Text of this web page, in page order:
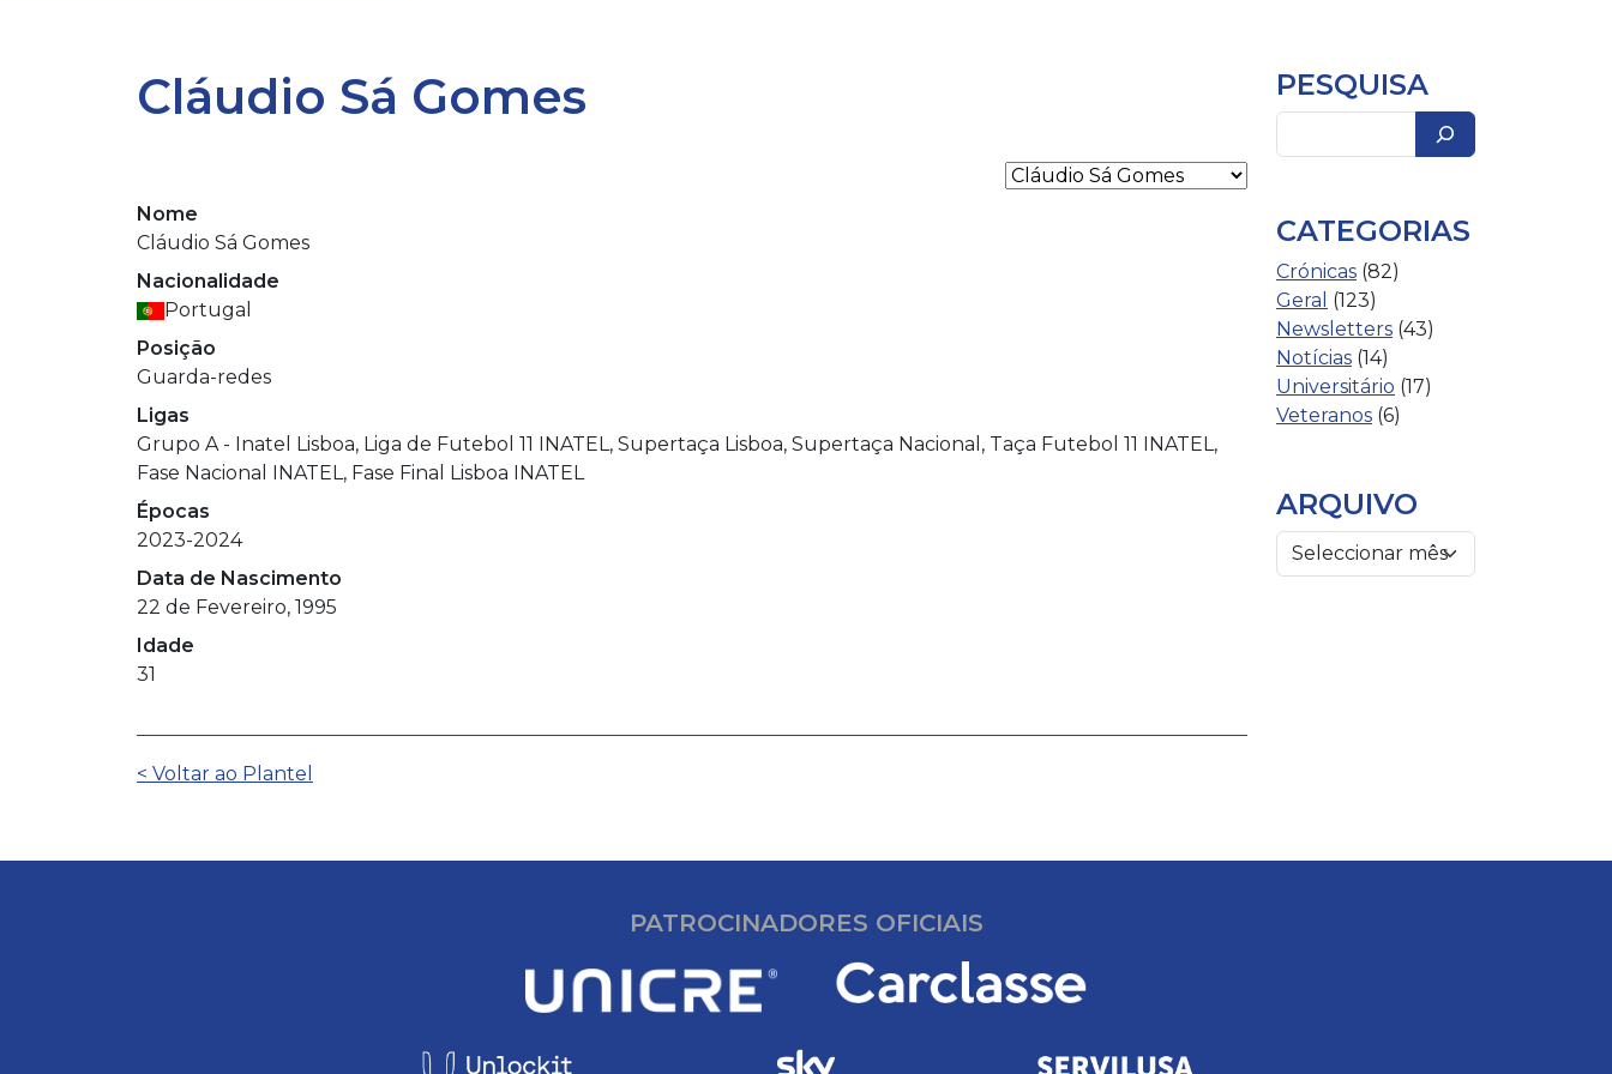
Cláudio Sá Gomes
Nome
Cláudio Sá Gomes
Nacionalidade
Portugal
Posição
Guarda-redes
Ligas
Grupo A - Inatel Lisboa, Liga de Futebol 11 INATEL, Supertaça Lisboa, Supertaça Nacional, Taça Futebol 11 INATEL,
Fase Nacional INATEL, Fase Final Lisboa INATEL
Épocas
2023-2024
Data de Nascimento
22 de Fevereiro, 1995
Idade
31
Navegação de artigos
< Voltar ao Plantel
PESQUISA
CATEGORIAS
Crónicas (82)
Geral (123)
Newsletters (43)
Notícias (14)
Universitário (17)
Veteranos (6)
ARQUIVO
PATROCINADORES OFICIAIS